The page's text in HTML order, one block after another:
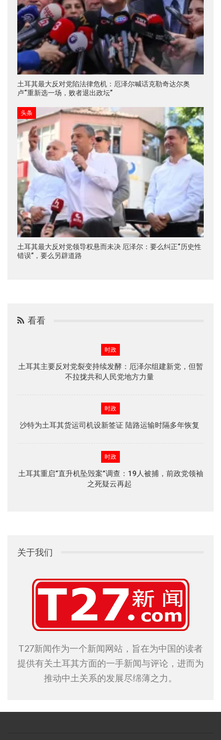
土耳其最大反对党陷法律危机：厄泽尔喊话克勒奇达尔奥
卢“重新选一场，败者退出政坛”
头条
土耳其最大反对党领导权悬而未决 厄泽尔：要么纠正“历史性
错误”，要么另辟道路
看看
时政
土耳其主要反对党裂变持续发酵：厄泽尔组建新党，但暂
不拉拢共和人民党地方力量
时政
沙特为土耳其货运司机设新签证 陆路运输时隔多年恢复
时政
土耳其重启“直升机坠毁案”调查：19人被捕，前政党领袖
之死疑云再起
关于我们
T27新闻作为一个新闻网站，旨在为中国的读者
提供有关土耳其方面的一手新闻与评论，进而为
推动中土关系的发展尽绵薄之力。